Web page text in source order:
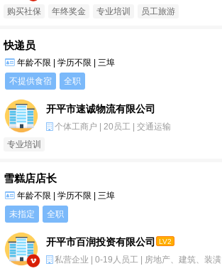
购买社保 年终奖金 专业培训 员工旅游
快递员
年龄不限 | 学历不限 | 三埠
不提供食宿
全职
开平市速诚物流有限公司
个体工商户 | 20员工 | 交通运输
专业培训
雪糕店店长
年龄不限 | 学历不限 | 三埠
未指定
全职
开平市百润投资有限公司 LV2
私营企业 | 0-19人员工 | 房地产、建筑、装潢